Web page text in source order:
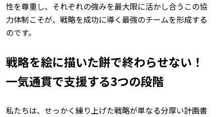
性を尊重し、それぞれの強みを最大限に活かし合うこの協
力体制こそが、戦略を成功に導く最強のチームを形成する
のです。
戦略を絵に描いた餅で終わらせない！
一気通貫で支援する3つの段階
私たちは、せっかく練り上げた戦略が単なる分厚い計画書